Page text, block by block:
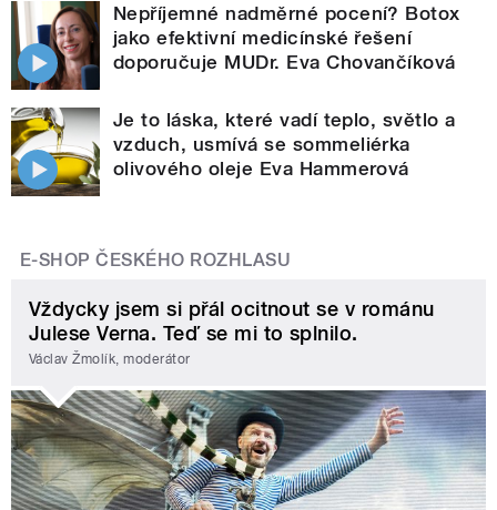
Nepříjemné nadměrné pocení? Botox
jako efektivní medicínské řešení
doporučuje MUDr. Eva Chovančíková
Je to láska, které vadí teplo, světlo a
vzduch, usmívá se sommeliérka
olivového oleje Eva Hammerová
E-SHOP ČESKÉHO ROZHLASU
Vždycky jsem si přál ocitnout se v románu
Julese Verna. Teď se mi to splnilo.
Václav Žmolík, moderátor